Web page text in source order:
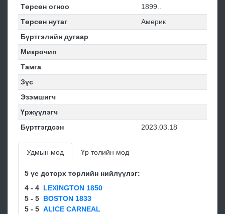
Төрсөн огноо
1899..
Төрсөн нутаг
Америк
Бүртгэлийн дугаар
Микрочип
Тамга
Зүс
Эзэмшигч
Үржүүлэгч
Бүртгэгдсэн
2023.03.18
Удмын мод Үр төлийн мод
5 үе доторх төрлийн нийлүүлэг:
4 - 4 LEXINGTON 1850
5 - 5 BOSTON 1833
5 - 5 ALICE CARNEAL